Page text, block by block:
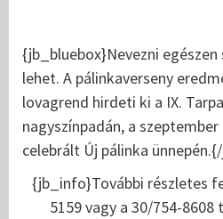
{jb_bluebox}Nevezni
lehet. A pálinkaverseny
lovagrend hirdeti ki a IX.
nagyszínpadán, a
celebrált Új pálinka
{jb_info}További részletes
5159 vagy a 30/754-